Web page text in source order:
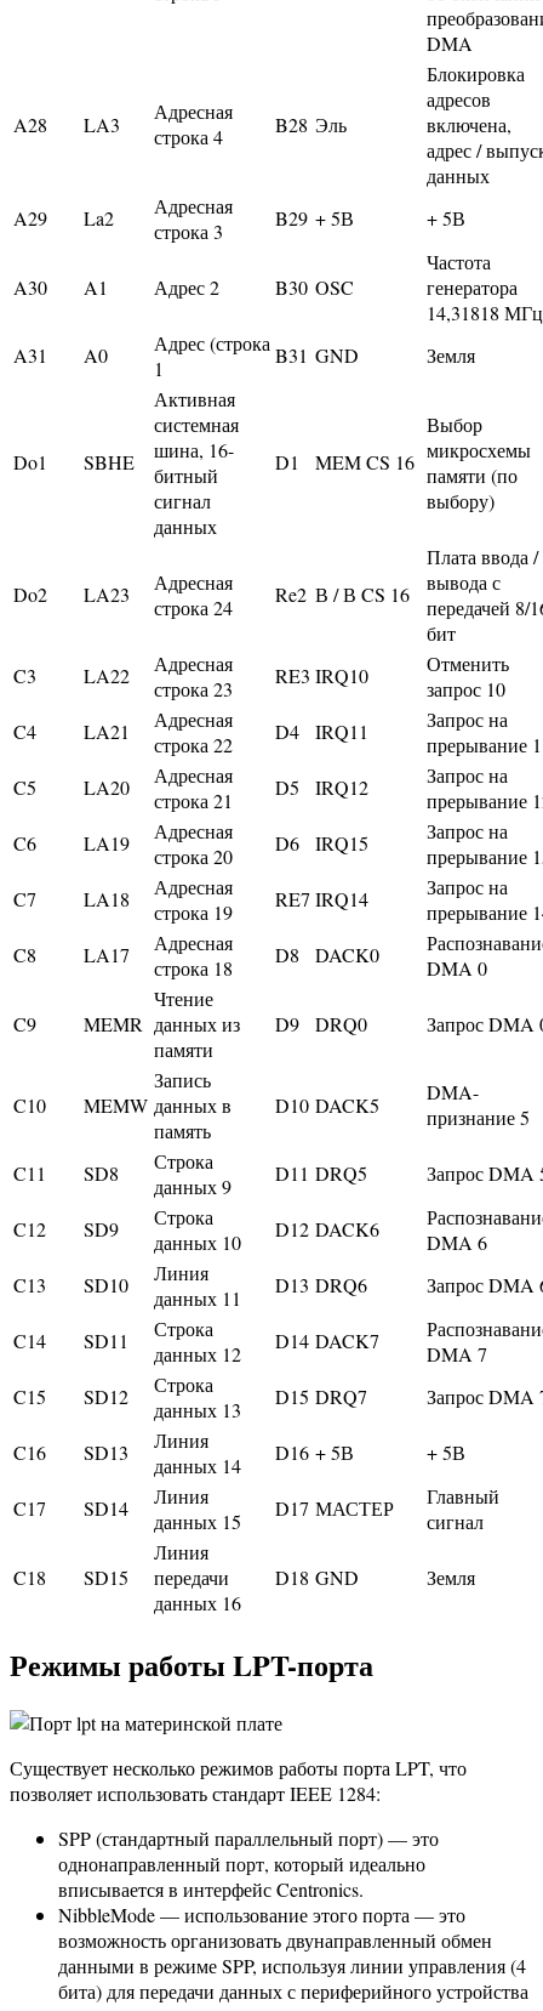
DMA
A28 LA3
Адресная
строка 4
B28 Эль
Блокировка
адресов
включена,
адрес /
данных
A29
La2
Адресная
строка 3
B29 + 5В + 5В
A30 A1 Адрес 2 B30 OSC
Частота
генератора
14,31818 МГц
A31
A0
Адрес (строка
1
B31 GND Земля
Do1 SBHE
Активная
системная
шина, 16-
битный
сигнал
данных
D1 MEM CS 16
Выбор
микросхемы
памяти (по
выбору)
Do2 LA23
Адресная
строка 24
Re2 В / В CS 16
Плата ввода /
вывода с
передачей 8/
бит
C3
LA22
Адресная
строка 23
RE3 IRQ10
Отменить
запрос 10
C4
LA21
Адресная
строка 22
D4 IRQ11
Запрос на
прерывание
C5
LA20
Адресная
строка 21
D5 IRQ12
Запрос на
прерывание
C6
LA19
Адресная
строка 20
D6 IRQ15
Запрос на
прерывание
C7
LA18
Адресная
строка 19
RE7 IRQ14
Запрос на
прерывание
C8
LA17
Адресная
строка 18
D8 DACK0
DMA 0
C9 MEMR
Чтение
данных из
памяти
D9 DRQ0 Запрос DMA
C10 MEMW
Запись
данных в
память
D10 DACK5
DMA-
признание 5
C11 SD8
Строка
данных 9
D11 DRQ5 Запрос DMA
C12 SD9
Строка
данных 10
D12 DACK6
DMA 6
C13
SD10
Линия
данных 11
D13 DRQ6 Запрос DMA
C14 SD11
Строка
данных 12
D14 DACK7
DMA 7
C15
SD12
Строка
данных 13
D15 DRQ7 Запрос DMA
C16 SD13
Линия
данных 14
D16 + 5В + 5В
C17 SD14
Линия
данных 15
D17 МАСТЕР
Главный
сигнал
C18 SD15
Линия
передачи
данных 16
D18 GND Земля
Режимы работы LPT-порта
Существует несколько режимов работы порта LPT, что
позволяет использовать стандарт IEEE 1284:
SPP (стандартный параллельный порт) — это
однонаправленный порт, который идеально
вписывается в интерфейс Centronics.
NibbleMode — использование этого порта — это
возможность организовать двунаправленный обмен
данными в режиме SPP, используя линии управления (4
бита) для передачи данных с периферийного устройства